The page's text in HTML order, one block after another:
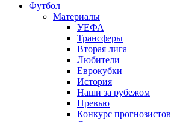
Футбол
Материалы
УЕФА
Трансферы
Вторая лига
Любители
Еврокубки
История
Наши за рубежом
Превью
Конкурс прогнозистов